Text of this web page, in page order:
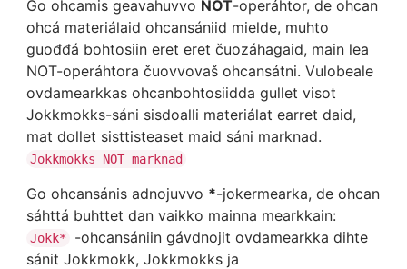
Go ohcamis geavahuvvo NOT-operáhtor, de ohcan
ohcá materiálaid ohcansániid mielde, muhto
guođđá bohtosiin eret eret čuozáhagaid, main lea
NOT-operáhtora čuovvovaš ohcansátni. Vulobeale
ovdamearkkas ohcanbohtosiidda gullet visot
Jokkmokks-sáni sisdoalli materiálat earret daid,
mat dollet sisttisteaset maid sáni marknad.
Jokkmokks NOT marknad
Go ohcansánis adnojuvvo *-jokermearka, de ohcan
sáhttá buhttet dan vaikko mainna mearkkain:
Jokk*
-ohcansániin gávdnojit ovdamearkka dihte
sánit Jokkmokk, Jokkmokks ja